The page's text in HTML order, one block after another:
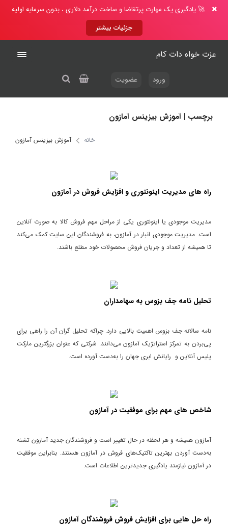
🚀 یادگیری یک مهارت پرتقاضا و ساخت درآمد دلاری ، بدون سرمایه اولیه
جزئیات بیشتر
عزت خواه دات کام
ورود عضویت
برچسب | آموزش بیزینس آمازون
خانه آموزش بیزینس آمازون
راه های مدیریت اینونتوری و افزایش فروش در آمازون
مدیریت موجودی یا اینونتوری یکی از مراحل مهم فروش کالا به صورت آنلاین
است. مدیریت موجودی انبار در آمازون، به فروشندگان این سایت کمک می‌کند
تا همیشه از تعداد و جریان فروش محصولات خود مطلع باشند.
تحلیل نامه جف بزوس به سهامداران
نامه سالانه جف بزوس اهمیت بالایی دارد. چرا‌که تحلیل گران آن را راهی برای
پی‌بردن به تمرکز استراتژیک آمازون می‌دانند. شرکتی که عنوان بزرگترین مارکت
پلیس آنلاین و رایانش ابری جهان را به‌دست آورده است.
شاخص های مهم برای موفقیت در آمازون
آمازون همیشه و هر لحظه در حال تغییر است و فروشندگان جدید آمازون تشنه
به‌دست آوردن بهترین تاکتیک‌های فروش در آمازون هستند. بنابراین موفقیت
در آمازون نیازمند یادگیری جدیدترین اطلاعات است.
راه حل هایی برای افزایش فروش فروشندگان آمازون